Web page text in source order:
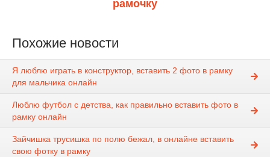
рамочку
Похожие новости
Я люблю играть в конструктор, вставить 2 фото в рамку
для мальчика онлайн
Люблю футбол с детства, как правильно вставить фото в
рамку онлайн
Зайчишка трусишка по полю бежал, в онлайне вставить
свою фотку в рамку